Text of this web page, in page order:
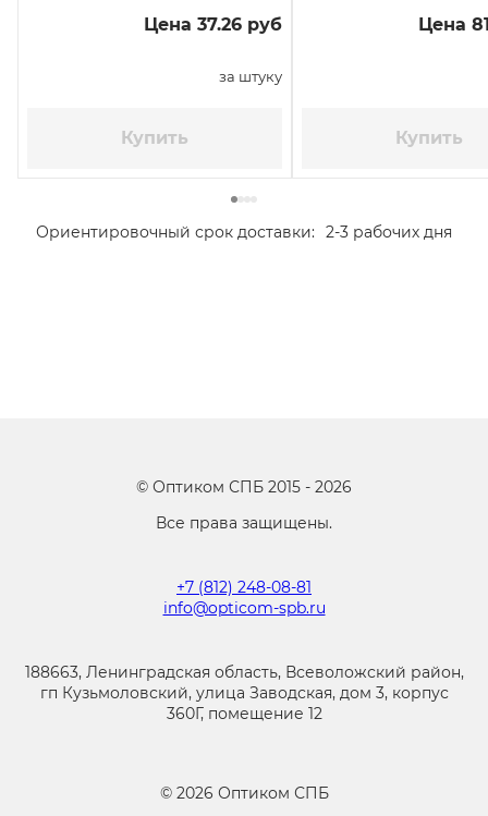
Цена 37.26 руб
за штуку
Купить
Цена
Купить
Ориентировочный срок доставки: 2-3 рабочих дня
© Оптиком СПБ 2015 - 2026
Все права защищены.
+7 (812) 248-08-81
info@opticom-spb.ru
188663, Ленинградская область, Всеволожский район,
гп Кузьмоловский, улица Заводская, дом 3, корпус
360Г, помещение 12
© 2026 Оптиком СПБ